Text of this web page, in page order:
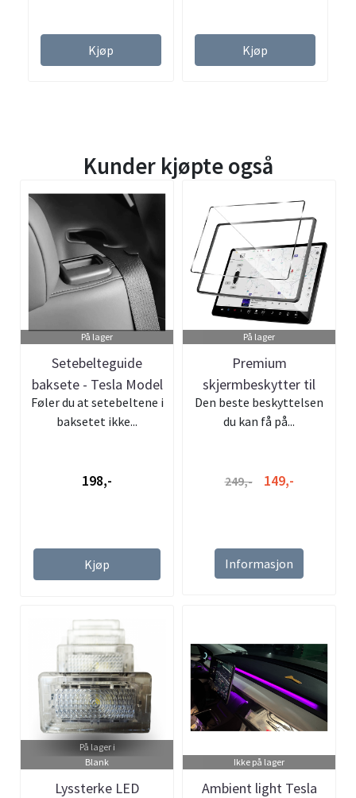
Kjøp Kjøp
Kunder kjøpte også
På lager
Setebelteguide
baksete - Tesla Model
Y
Føler du at setebeltene i
baksetet ikke...
198,-
Kjøp
På lager
Premium
skjermbeskytter til
Tesla Model 3 Y -
herd...
Den beste beskyttelsen
du kan få på...
249,- 149,-
Informasjon
På lager i
Blank
Lyssterke LED
Ikke på lager
Ambient light Tesla